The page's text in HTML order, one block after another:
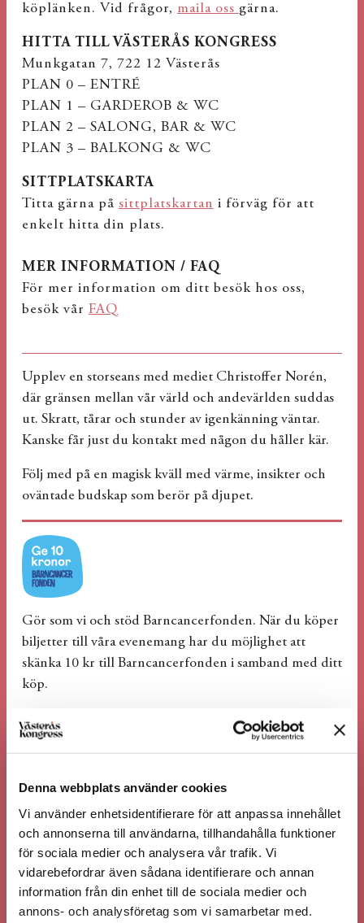
Denna webbplats använder cookies
Vi använder enhetsidentifierare för att anpassa innehållet
och annonserna till användarna, tillhandahålla funktioner
för sociala medier och analysera vår trafik. Vi
vidarebefordrar även sådana identifierare och annan
information från din enhet till de sociala medier och
annons- och analysföretag som vi samarbetar med.
köplänken. Vid frågor, maila oss gärna.
HITTA TILL VÄSTERÅS KONGRESS
Munkgatan 7, 722 12 Västerås
PLAN 0 – ENTRÉ
PLAN 1 – GARDEROB & WC
PLAN 2 – SALONG, BAR & WC
PLAN 3 – BALKONG & WC
SITTPLATSKARTA
Titta gärna på sittplatskartan i förväg för att
enkelt hitta din plats.
MER INFORMATION / FAQ
För mer information om ditt besök hos oss,
besök vår FAQ
Upplev en storseans med mediet Christoffer Norén,
där gränsen mellan vår värld och andevärlden suddas
ut. Skratt, tårar och stunder av igenkänning väntar.
Kanske får just du kontakt med någon du håller kär.
Följ med på en magisk kväll med värme, insikter och
oväntade budskap som berör på djupet.
Gör som vi och stöd Barncancerfonden. När du köper
biljetter till våra evenemang har du möjlighet att
skänka 10 kr till Barncancerfonden i samband med ditt
köp.
BEHÖVER DU BOKA BOENDE?
Behöver du boka hotel i samband med ditt besök hos